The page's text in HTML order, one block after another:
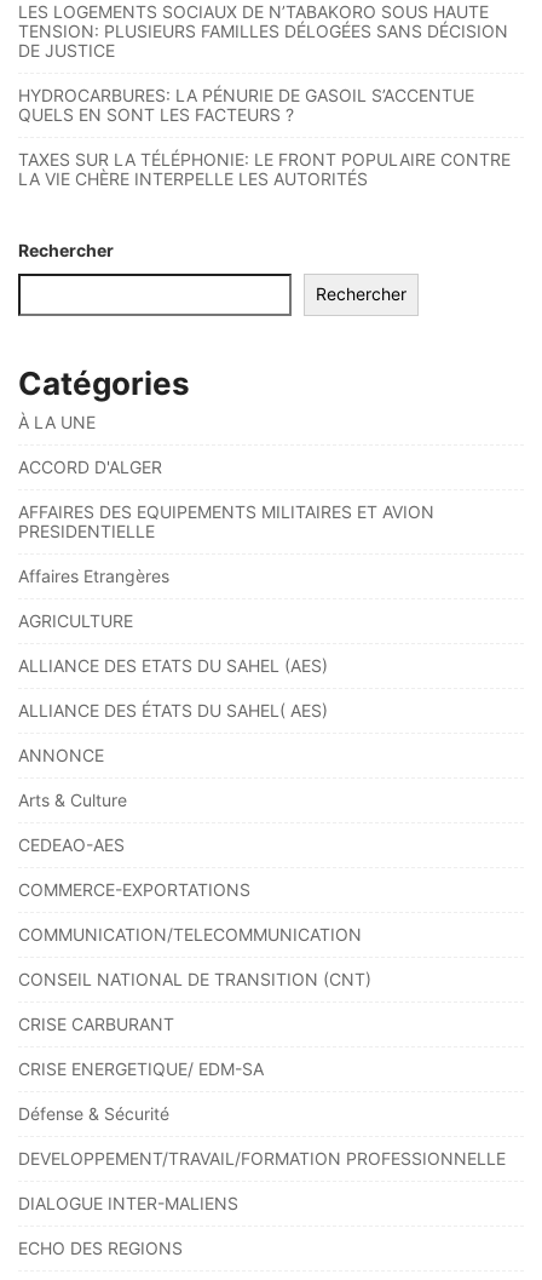
LES LOGEMENTS SOCIAUX DE N’TABAKORO SOUS HAUTE
TENSION: PLUSIEURS FAMILLES DÉLOGÉES SANS DÉCISION
DE JUSTICE
HYDROCARBURES: LA PÉNURIE DE GASOIL S’ACCENTUE
QUELS EN SONT LES FACTEURS ?
TAXES SUR LA TÉLÉPHONIE: LE FRONT POPULAIRE CONTRE
LA VIE CHÈRE INTERPELLE LES AUTORITÉS
Rechercher
Rechercher
Catégories
À LA UNE
ACCORD D'ALGER
AFFAIRES DES EQUIPEMENTS MILITAIRES ET AVION
PRESIDENTIELLE
Affaires Etrangères
AGRICULTURE
ALLIANCE DES ETATS DU SAHEL (AES)
ALLIANCE DES ÉTATS DU SAHEL( AES)
ANNONCE
Arts & Culture
CEDEAO-AES
COMMERCE-EXPORTATIONS
COMMUNICATION/TELECOMMUNICATION
CONSEIL NATIONAL DE TRANSITION (CNT)
CRISE CARBURANT
CRISE ENERGETIQUE/ EDM-SA
Défense & Sécurité
DEVELOPPEMENT/TRAVAIL/FORMATION PROFESSIONNELLE
DIALOGUE INTER-MALIENS
ECHO DES REGIONS